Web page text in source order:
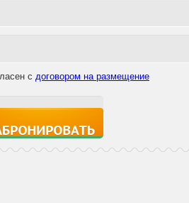
с договором на размещение